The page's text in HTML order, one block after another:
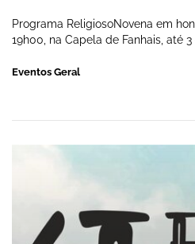
Programa ReligiosoNovena em
19h00, na Capela de Fanhais, até
Eventos Geral